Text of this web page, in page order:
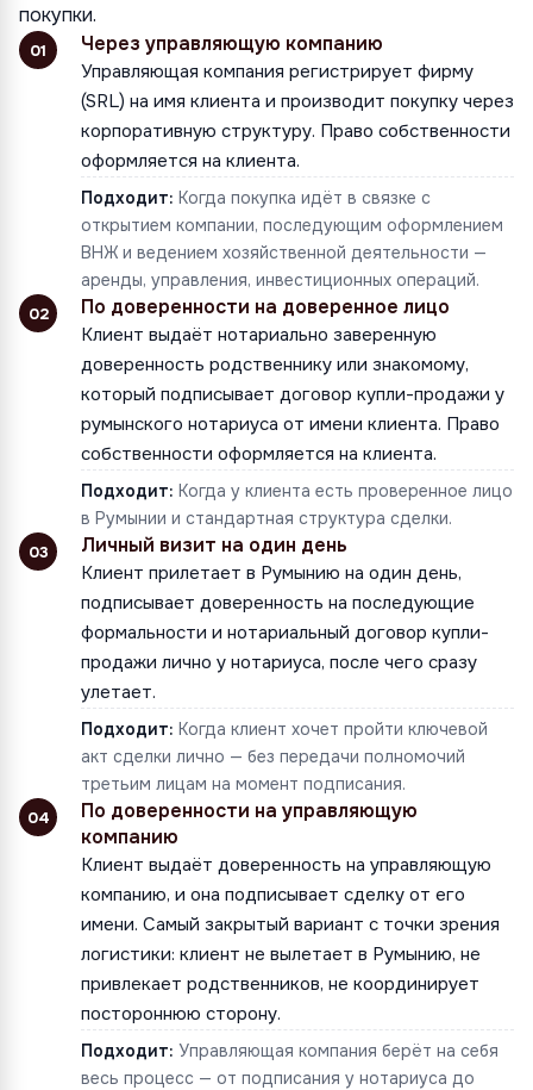
покупки.
01 Через управляющую компанию
Управляющая компания регистрирует фирму
(SRL) на имя клиента и производит покупку через
корпоративную структуру. Право собственности
оформляется на клиента.
Подходит: Когда покупка идёт в связке с
открытием компании, последующим оформлением
ВНЖ и ведением хозяйственной деятельности —
аренды, управления, инвестиционных операций.
02 По доверенности на доверенное лицо
Клиент выдаёт нотариально заверенную
доверенность родственнику или знакомому,
который подписывает договор купли-продажи у
румынского нотариуса от имени клиента. Право
собственности оформляется на клиента.
Подходит: Когда у клиента есть проверенное лицо
в Румынии и стандартная структура сделки.
03 Личный визит на один день
Клиент прилетает в Румынию на один день,
подписывает доверенность на последующие
формальности и нотариальный договор купли-
продажи лично у нотариуса, после чего сразу
улетает.
Подходит: Когда клиент хочет пройти ключевой
акт сделки лично — без передачи полномочий
третьим лицам на момент подписания.
04
По доверенности на управляющую
компанию
Клиент выдаёт доверенность на управляющую
компанию, и она подписывает сделку от его
имени. Самый закрытый вариант с точки зрения
логистики: клиент не вылетает в Румынию, не
привлекает родственников, не координирует
постороннюю сторону.
Подходит: Управляющая компания берёт на себя
весь процесс — от подписания у нотариуса до